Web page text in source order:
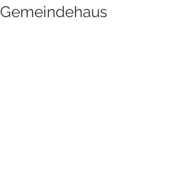
Gemeindehaus